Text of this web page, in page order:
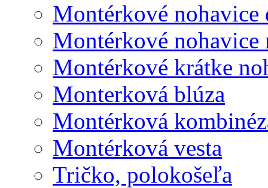
Montérkové nohavice
Montérkové nohavice
Montérkové krátke
Monterková blúza
Montérková
Montérková vesta
Tričko, polokošeľa